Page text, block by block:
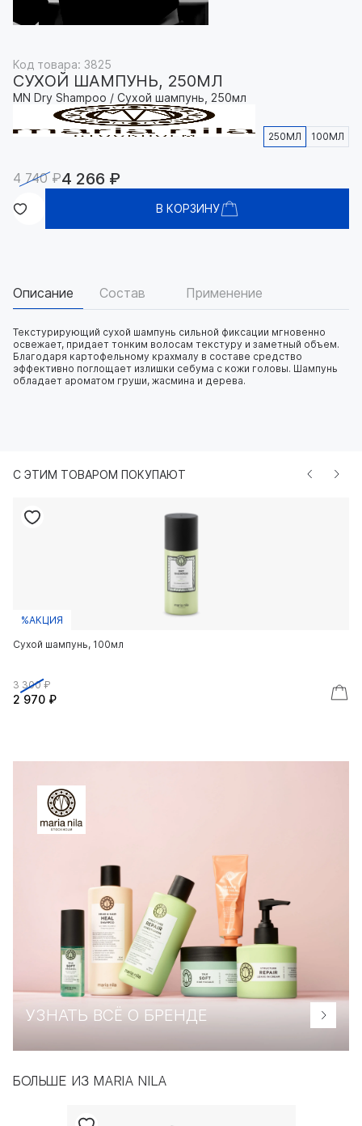
Код товара: 3825
СУХОЙ ШАМПУНЬ, 250МЛ
MN Dry Shampoo / Сухой шампунь, 250мл
250МЛ 100МЛ
4 740 ₽4 266 ₽
В КОРЗИНУ
Описание Состав Применение
Текстурирующий сухой шампунь сильной фиксации мгновенно
освежает, придает тонким волосам текстуру и заметный объем.
Благодаря картофельному крахмалу в составе средство
эффективно поглощает излишки себума с кожи головы. Шампунь
обладает ароматом груши, жасмина и дерева.
С ЭТИМ ТОВАРОМ ПОКУПАЮТ
%АКЦИЯ
Сухой шампунь, 100мл
3 300 ₽
2 970 ₽
УЗНАТЬ ВСЁ О БРЕНДЕ
БОЛЬШЕ ИЗ MARIA NILA